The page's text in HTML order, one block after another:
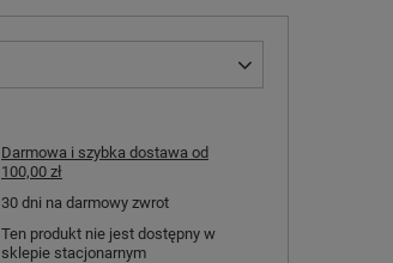
Darmowa i szybka dostawa od
100,00 zł
30 dni na darmowy zwrot
Ten produkt nie jest dostępny w
sklepie stacjonarnym